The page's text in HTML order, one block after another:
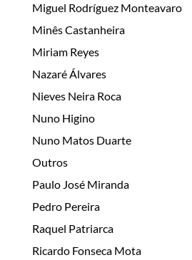
Miguel Rodríguez Monteavaro
Minês Castanheira
Miriam Reyes
Nazaré Álvares
Nieves Neira Roca
Nuno Higino
Nuno Matos Duarte
Outros
Paulo José Miranda
Pedro Pereira
Raquel Patriarca
Ricardo Fonseca Mota